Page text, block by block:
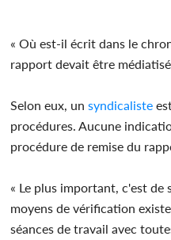
« Où est-il écrit dans le
rapport devait être
Selon eux, unsyndicaliste
procédures. Aucune
procédure de remise du
« Le plus important, c'est de
moyens de vérification
séances de travail avec